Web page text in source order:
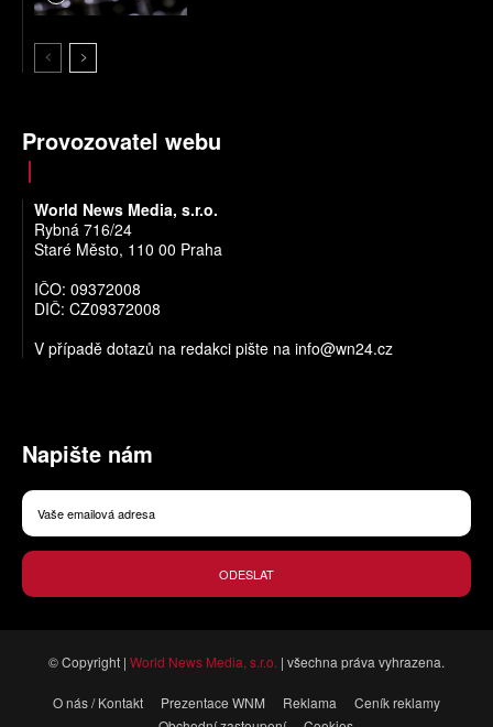
Provozovatel webu
World News Media, s.r.o.
Rybná 716/24
Staré Město, 110 00 Praha
IČO: 09372008
DIČ: CZ09372008
V případě dotazů na redakci pište na info@wn24.cz
Napište nám
ODESLAT
© Copyright | World News Media, s.r.o. | všechna práva vyhrazena.
O nás / Kontakt Prezentace WNM Reklama
Ceník reklamy